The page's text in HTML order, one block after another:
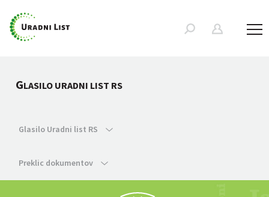
GLASILO URADNI LIST RS
Glasilo Uradni list RS
Preklic dokumentov